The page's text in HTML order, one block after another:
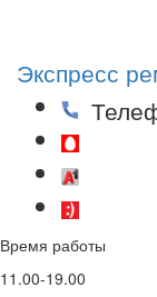
Экспресс
Время работы
11.00-19.00